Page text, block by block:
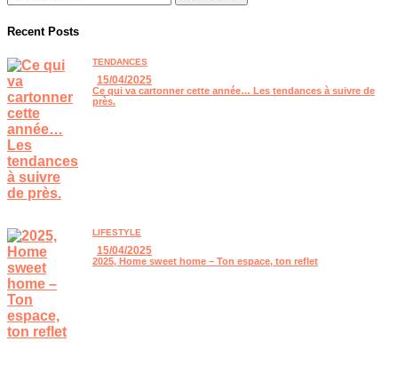
Recent Posts
TENDANCES
15/04/2025
Ce qui va cartonner cette année… Les tendances à suivre de
près.
LIFESTYLE
15/04/2025
2025, Home sweet home – Ton espace, ton reflet